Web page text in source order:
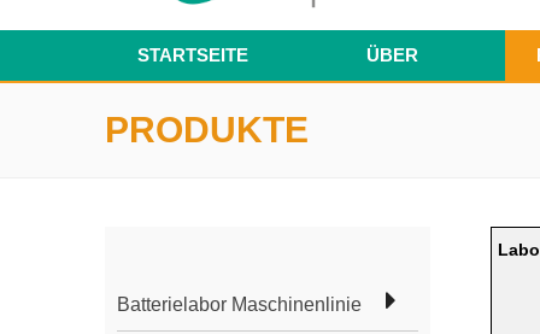
STARTSEITE ÜBER
PRODUKTE
Batterielabor Maschinenlinie